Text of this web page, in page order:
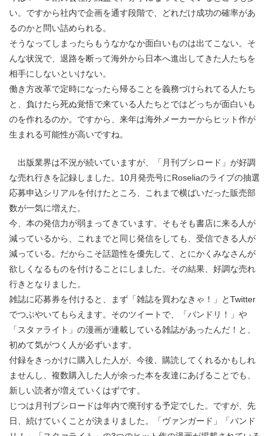
い。ですから社内で企画を通す段階で、どれだけ成功の確率があ
るのかと問い詰められる。
そうなってしまったらもうなかなか面白いものは出てこない。そ
んな状況で、退路を断って海外から日本へ進出してきた人たちを
相手にしないといけない。
働き方改革で定時になったら帰ることを義務づけられてる人たち
と、負けたら死ぬ覚悟で来ている人たちとではどっちが面白いも
のを作れるのか。ですから、来年は海外メーカーからヒット作が
生まれる可能性が高いですね。
出版業界は不況が続いていますが、「月刊ブシロード」が好調
な売れ行きを記録しました。10月発売号にRoseliaのライブの抽選
応募申込シリアルを付けたところ、これまで横ばいだった販売部
数が一気に増えた。
今、本の発信力が弱まってきています。そもそも書店に来る人が
減っているから、これまでと同じ発信をしても、受信できる人が
減っている。だからこそ話題性を優先して、とにかくみなさんが
欲しくなるものを付けることにしました。その結果、好調な売れ
行きとなりました。
雑誌に応募券を付けると、まず「雑誌を買わなきゃ！」とTwitter
でつぶやいてもらえます。そのツイートで、「バンドリ！」や
「スタァライト」の漫画が連載している雑誌があったんだ！と、
初めて気がつく人が必ずいます。
付録をきっかけに購入した人が、今後、購読してくれるかもしれ
ませんし、複数購入した人が余った本を友達にあげることでも、
新しい読者が増えていくはずです。
じつは月刊ブシロードは年内で廃刊する予定でした。ですが、先
日、続けていくことが決まりました。「ヴァンガード」「バンド